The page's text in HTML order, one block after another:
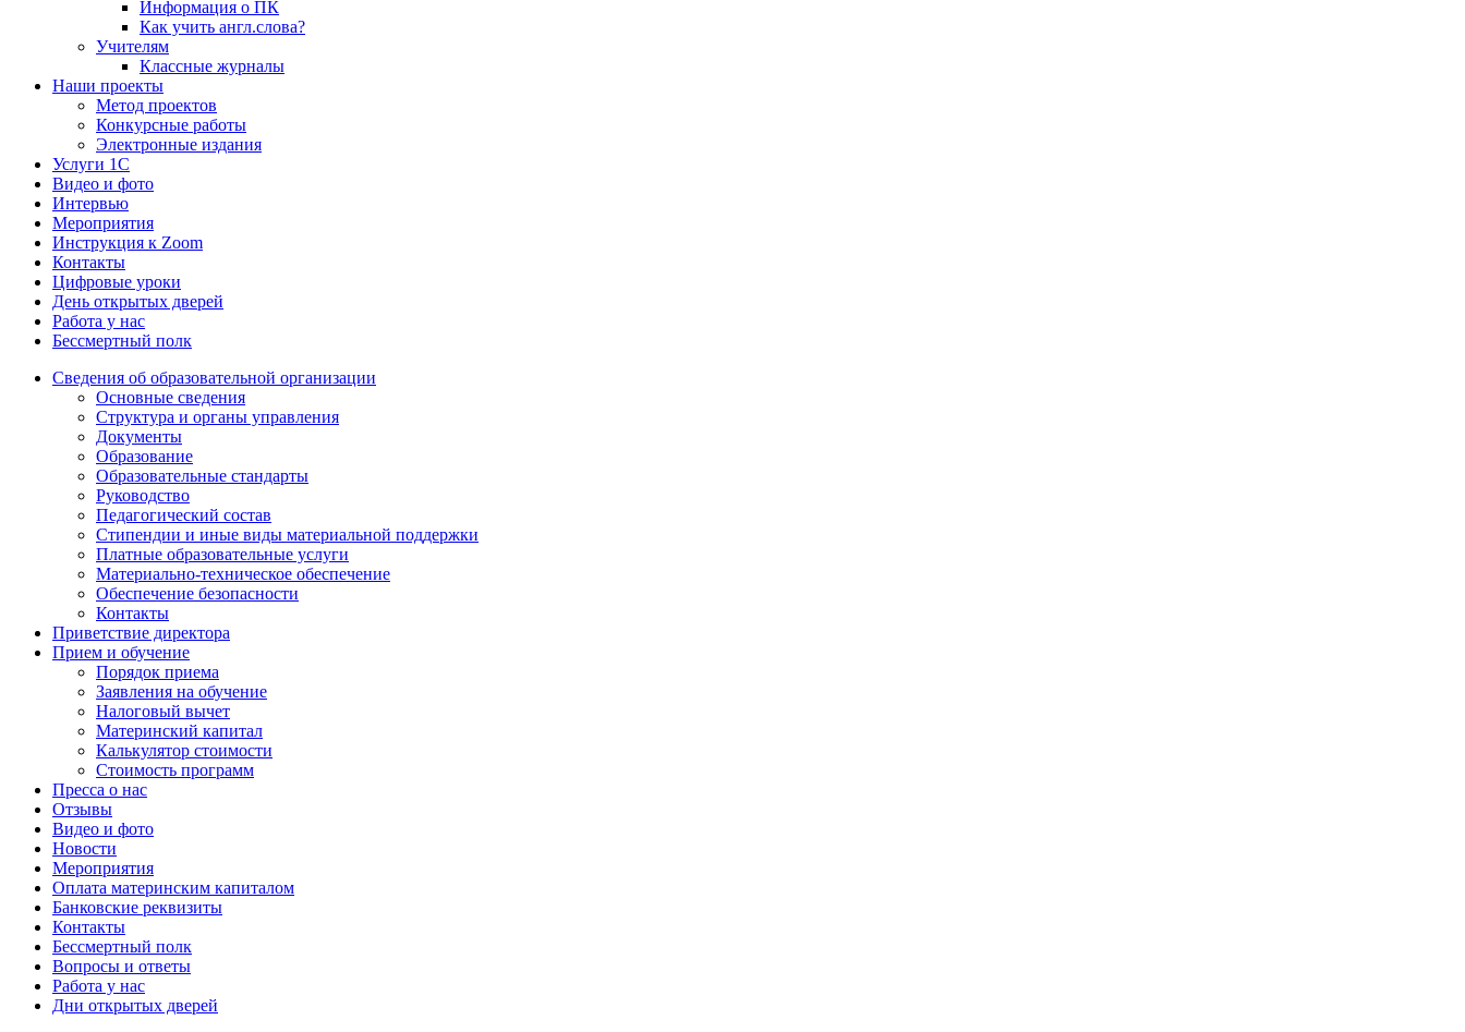
Информация о ПК
Как учить англ.слова?
Учителям
Классные журналы
Наши проекты
Метод проектов
Конкурсные работы
Электронные издания
Услуги 1C
Видео и фото
Интервью
Мероприятия
Инструкция к Zoom
Контакты
Цифровые уроки
День открытых дверей
Работа у нас
Бессмертный полк
Сведения об образовательной организации
Основные сведения
Структура и органы управления
Документы
Образование
Образовательные стандарты
Руководство
Педагогический состав
Стипендии и иные виды материальной поддержки
Платные образовательные услуги
Материально-техническое обеспечение
Обеспечение безопасности
Контакты
Приветствие директора
Прием и обучение
Порядок приема
Заявления на обучение
Налоговый вычет
Материнский капитал
Калькулятор стоимости
Стоимость программ
Пресса о нас
Отзывы
Видео и фото
Новости
Мероприятия
Оплата материнским капиталом
Банковские реквизиты
Контакты
Бессмертный полк
Вопросы и ответы
Работа у нас
Дни открытых дверей